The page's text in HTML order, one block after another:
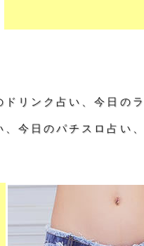
リンク占い、今日の
今日のパチスロ占い